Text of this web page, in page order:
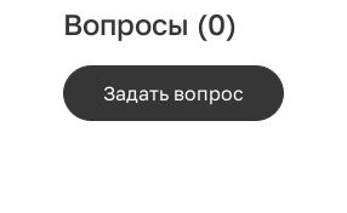
Вопросы (0)
Задать вопрос